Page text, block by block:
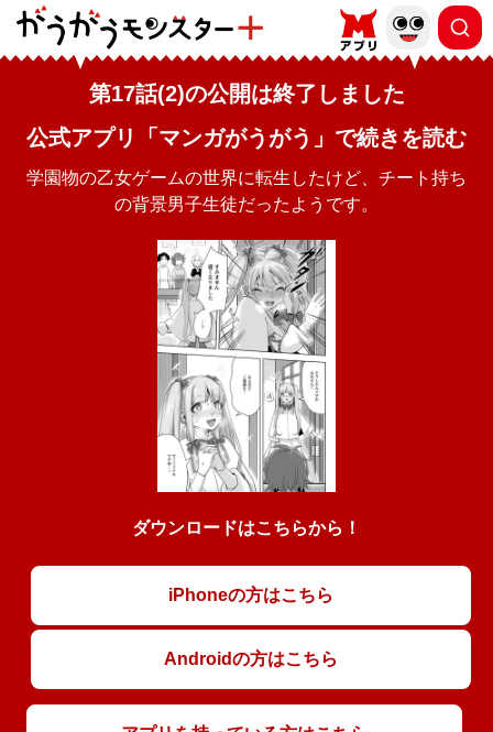
第17話(2)の公開は終了しました
公式アプリ「マンガがうがう」で続きを読む
学園物の乙女ゲームの世界に転生したけど、チート持ち
の背景男子生徒だったようです。
ダウンロードはこちらから！
iPhoneの方はこちら
Androidの方はこちら